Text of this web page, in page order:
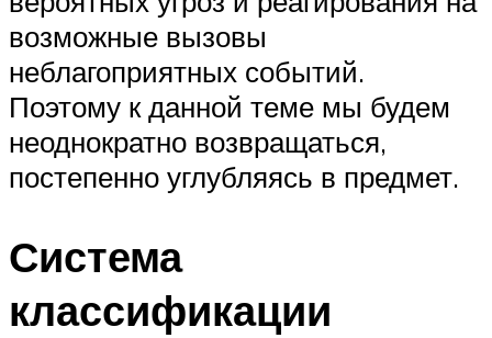
возможные вызовы
неблагоприятных событий.
Поэтому к данной теме мы будем
неоднократно возвращаться,
постепенно углубляясь в предмет.
Система
классификации